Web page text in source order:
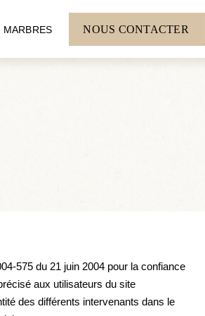
MARBRES NOUS CONTACTER
575 du 21 juin 2004 pour la confiance
aux utilisateurs du site
des différents intervenants dans le